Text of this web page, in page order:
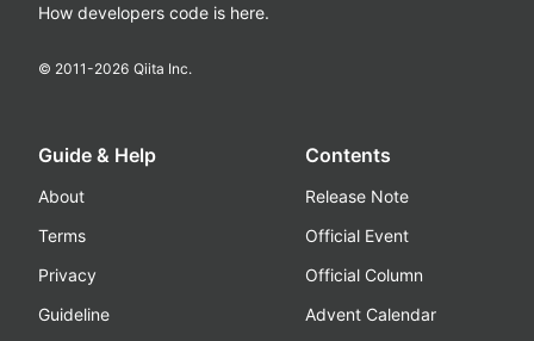
How developers code is here.
© 2011-2026 Qiita Inc.
Guide & Help
About
Terms
Privacy
Guideline
Contents
Release Note
Official Event
Official Column
Advent Calendar